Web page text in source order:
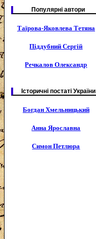
Популярні автори
Таїрова-Яковлева Тетяна
Піддубний Сергій
Речкалов Олександр
Історичні постаті України
Богдан Хмельницький
Анна Ярославна
Симон Петлюра